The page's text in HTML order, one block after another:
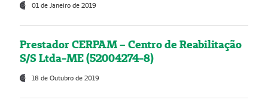
01 de Janeiro de 2019
Prestador CERPAM – Centro de Reabilitação
S/S Ltda-ME (52004274-8)
18 de Outubro de 2019